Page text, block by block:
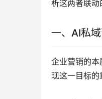
析这两者联动
一、AI私
企业营销的
现这一目标的